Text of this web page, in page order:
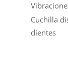
Cuchilla
dientes